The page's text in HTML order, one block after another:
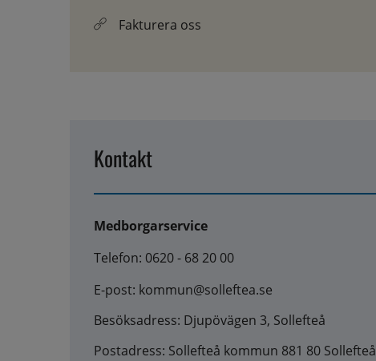
Fakturera oss
Kontakt
Medborgarservice
Telefon: 0620 - 68 20 00
E-post: kommun@solleftea.se
Besöksadress: Djupövägen 3, Sollefteå
Postadress: Sollefteå kommun 881 80 Sollefteå